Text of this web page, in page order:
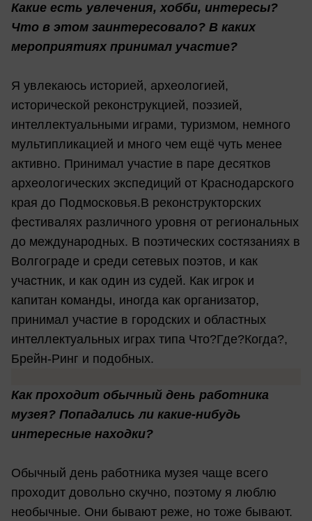
Какие есть увлечения, хобби, интересы?
Что в этом заинтересовало? В каких
мероприятиях принимал участие?
Я увлекаюсь историей, археологией,
исторической реконструкцией, поэзией,
интеллектуальными играми, туризмом, немного
мультипликацией и много чем ещё чуть менее
активно. Принимал участие в паре десятков
археологических экспедиций от Краснодарского
края до Подмосковья.В реконструкторских
фестивалях различного уровня от региональных
до международных. В поэтических состязаниях в
Волгограде и среди сетевых поэтов, и как
участник, и как один из судей. Как игрок и
капитан команды, иногда как организатор,
принимал участие в городских и областных
интеллектуальных играх типа Что?Где?Когда?,
Брейн-Ринг и подобных.
Как проходит обычный день работника
музея? Попадались ли какие-нибудь
интересные находки?
Обычный день работника музея чаще всего
проходит довольно скучно, поэтому я люблю
необычные. Они бывают реже, но тоже бывают.